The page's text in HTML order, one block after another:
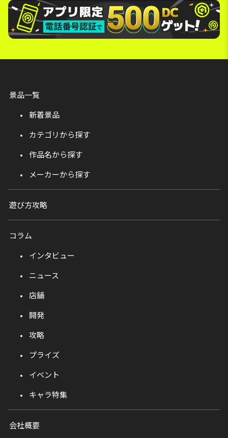
景品一覧
新着景品
カテゴリから探す
作品名から探す
メーカーから探す
遊び方攻略
コラム
インタビュー
ニュース
店舗
開発
攻略
プライズ
イベント
キャラ特集
会社概要